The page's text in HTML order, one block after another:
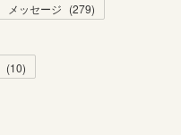
メッセージ (279)
(10)